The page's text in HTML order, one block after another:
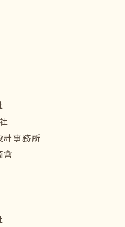
計事務所
會